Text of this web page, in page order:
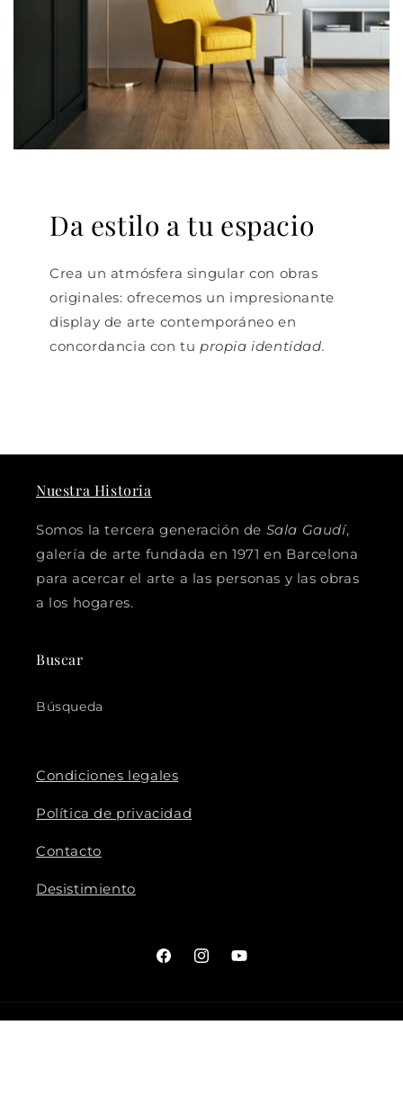
Da estilo a tu espacio
Crea un atmósfera singular con obras
originales: ofrecemos un impresionante
display de arte contemporáneo en
concordancia con tu propia identidad.
Nuestra Historia
Somos la tercera generación de Sala Gaudí,
galería de arte fundada en 1971 en Barcelona
para acercar el arte a las personas y las obras
a los hogares.
Buscar
Búsqueda
Condiciones legales
Política de privacidad
Contacto
Desistimiento
FacebookInstagramYouTube